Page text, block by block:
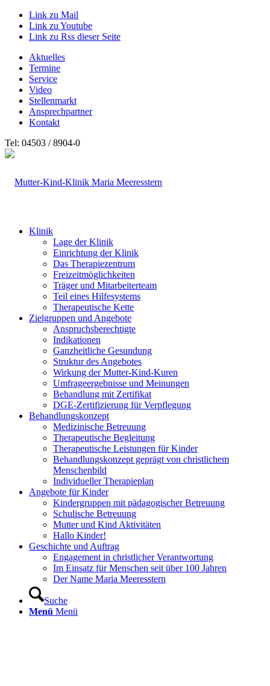
Link zu Mail
Link zu Youtube
Link zu Rss dieser Seite
Aktuelles
Termine
Service
Video
Stellenmarkt
Ansprechpartner
Kontakt
Tel: 04503 / 8904-0
Klinik
Lage der Klinik
Einrichtung der Klinik
Das Therapiezentrum
Freizeitmöglichkeiten
Träger und Mitarbeiterteam
Teil eines Hilfesystems
Therapeutische Kette
Zielgruppen und Angebote
Anspruchsberechtigte
Indikationen
Ganzheitliche Gesundung
Struktur des Angebotes
Wirkung der Mutter-Kind-Kuren
Umfrageergebnisse und Meinungen
Behandlung mit Zertifikat
DGE-Zertifizierung für Verpflegung
Behandlungskonzept
Medizinische Betreuung
Therapeutische Begleitung
Therapeutische Leistungen für Kinder
Behandlungskonzept geprägt von christlichem
Menschenbild
Individueller Therapieplan
Angebote für Kinder
Kindergruppen mit pädagogischer Betreuung
Schulische Betreuung
Mutter und Kind Aktivitäten
Hallo Kinder!
Geschichte und Auftrag
Engagement in christlicher Verantwortung
Im Einsatz für Menschen seit über 100 Jahren
Der Name Maria Meeresstern
Suche
Menü Menü